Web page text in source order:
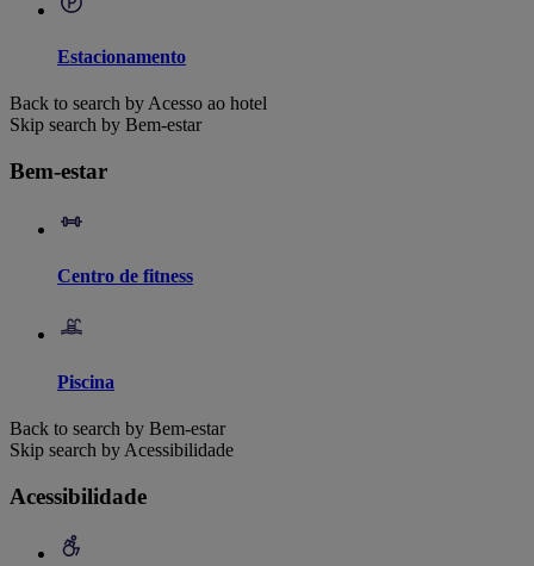
Estacionamento
Back to search by Acesso ao hotel
Skip search by Bem-estar
Bem-estar
Centro de fitness
Piscina
Back to search by Bem-estar
Skip search by Acessibilidade
Acessibilidade